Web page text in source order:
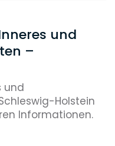
und
–
und
Holstein
Informationen.